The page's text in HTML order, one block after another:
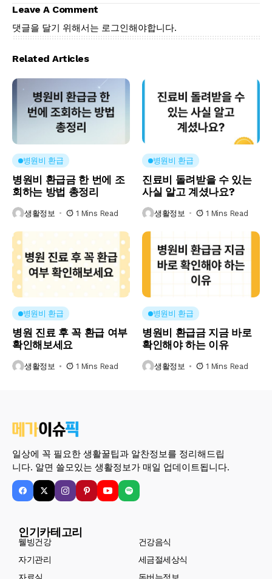
Leave A Comment
댓글을 달기 위해서는 로그인해야합니다.
Related Articles
병원비 환급
병원비 환급금 한 번에 조
회하는 방법 총정리
생활정보 1 Mins Read
병원비 환급
진료비 돌려받을 수 있는
사실 알고 계셨나요?
생활정보 1 Mins Read
병원비 환급
병원 진료 후 꼭 환급 여부
확인해보세요
생활정보 1 Mins Read
병원비 환급
병원비 환급금 지금 바로
확인해야 하는 이유
생활정보 1 Mins Read
일상에 꼭 필요한 생활꿀팁과 알찬정보를 정리해드립
니다. 알면 쓸모있는 생활정보가 매일 업데이트됩니다.
인기카테고리
웰빙건강
건강음식
자기관리
세금절세상식